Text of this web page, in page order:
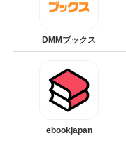
DMMブックス
ebookjapan